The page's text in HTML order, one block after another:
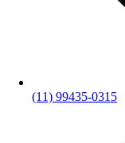
(11) 99435-0315